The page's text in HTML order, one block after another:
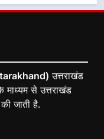
उत्तराखंड
माध्यम से उत्तराखंड
जाती है.